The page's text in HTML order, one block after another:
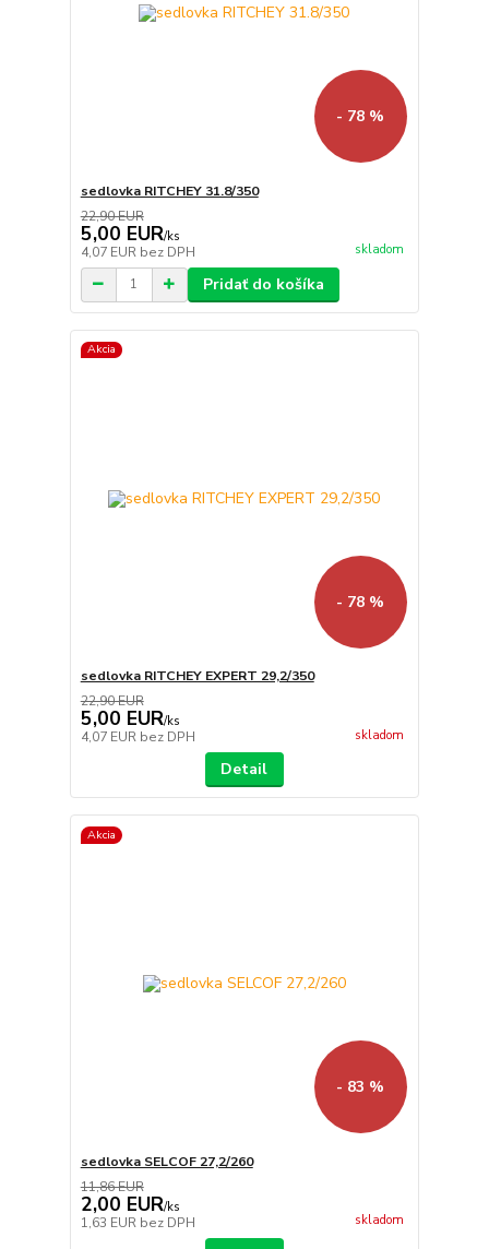
- 78 %
sedlovka RITCHEY 31.8/350
22,90 EUR
5,00 EUR/ks
4,07 EUR bez DPH skladom
Pridať do košíka
Akcia
- 78 %
sedlovka RITCHEY EXPERT 29,2/350
22,90 EUR
5,00 EUR/ks
4,07 EUR bez DPH skladom
Detail
Akcia
- 83 %
sedlovka SELCOF 27,2/260
11,86 EUR
2,00 EUR/ks
1,63 EUR bez DPH skladom